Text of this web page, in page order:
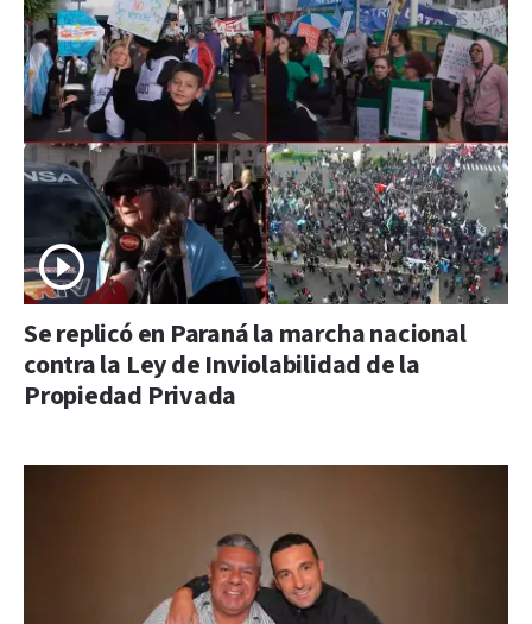
Se replicó en Paraná la marcha nacional
contra la Ley de Inviolabilidad de la
Propiedad Privada